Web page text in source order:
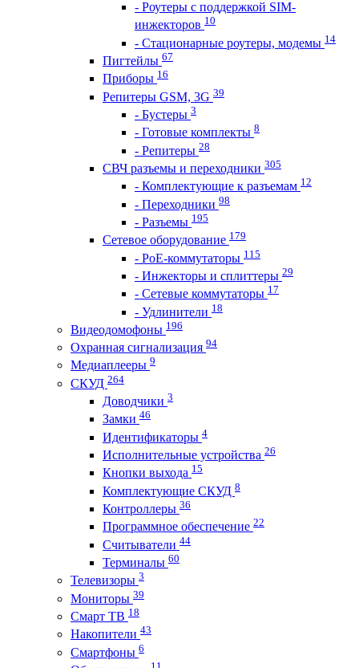
- Роутеры с поддержкой SIM-
инжекторов 10
- Стационарные роутеры, модемы 14
Пигтейлы 67
Приборы 16
Репитеры GSM, 3G 39
- Бустеры 3
- Готовые комплекты 8
- Репитеры 28
СВЧ разъемы и переходники 305
- Комплектующие к разъемам 12
- Переходники 98
- Разъемы 195
Сетевое оборудование 179
- PoE-коммутаторы 115
- Инжекторы и сплиттеры 29
- Сетевые коммутаторы 17
- Удлинители 18
Видеодомофоны 196
Охранная сигнализация 94
Медиаплееры 9
СКУД 264
Доводчики 3
Замки 46
Идентификаторы 4
Исполнительные устройства 26
Кнопки выхода 15
Комплектующие СКУД 8
Контроллеры 36
Программное обеспечение 22
Считыватели 44
Терминалы 60
Телевизоры 3
Мониторы 39
Смарт ТВ 18
Накопители 43
Смартфоны 6